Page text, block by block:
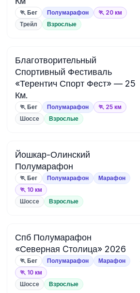
🏃 Бег Полумарафон 🏃 20 км
Трейл Взрослые
Благотворительный
Спортивный Фестиваль
«Терентич Спорт Фест» — 25
Км.
🏃 Бег Полумарафон 🏃 25 км
Шоссе Взрослые
Йошкар-Олинский
Полумарафон
🏃 Бег Полумарафон
Марафон
🏃 10 км
Шоссе Взрослые
Спб Полумарафон
«Северная Cтолица» 2026
🏃 Бег Полумарафон
Марафон
🏃 10 км
Шоссе Взрослые